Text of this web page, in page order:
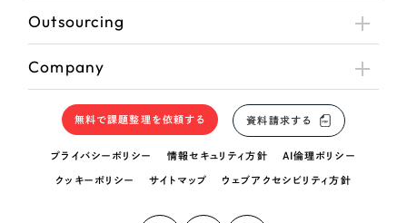
Outsourcing
Company
無料で課題整理を依頼する 資料請求する
プライバシーポリシー 情報セキュリティ方針 AI倫理ポリシー
クッキーポリシー サイトマップ ウェブアクセシビリティ方針